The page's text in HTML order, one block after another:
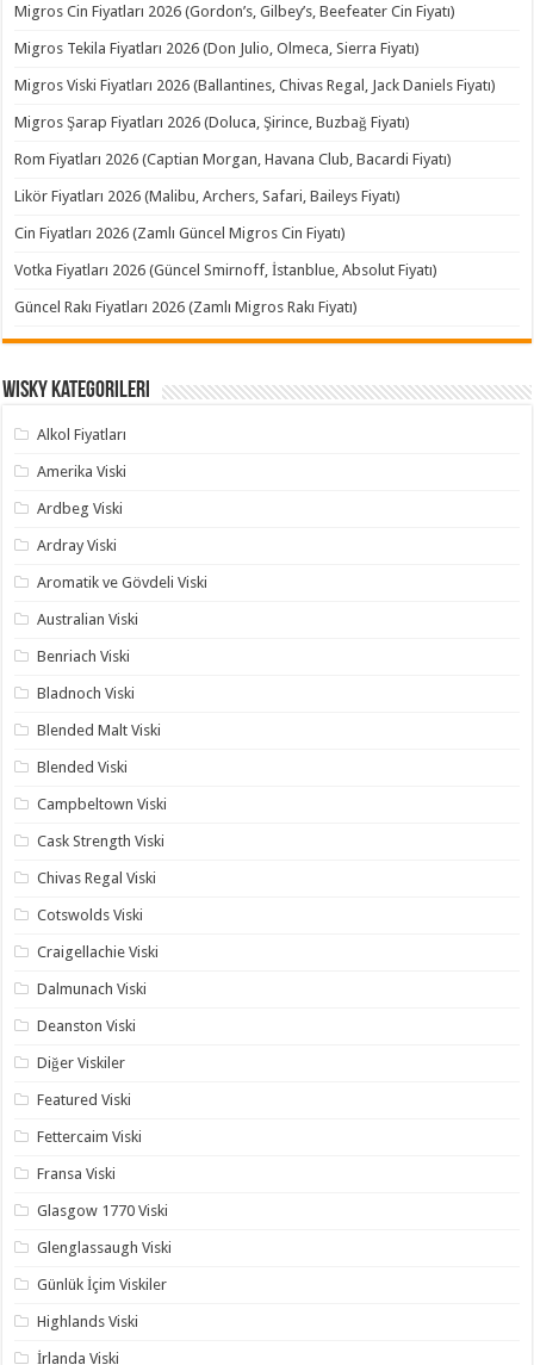
Migros Cin Fiyatları 2026 (Gordon’s, Gilbey’s, Beefeater Cin Fiyatı)
Migros Tekila Fiyatları 2026 (Don Julio, Olmeca, Sierra Fiyatı)
Migros Viski Fiyatları 2026 (Ballantines, Chivas Regal, Jack Daniels Fiyatı)
Migros Şarap Fiyatları 2026 (Doluca, Şirince, Buzbağ Fiyatı)
Rom Fiyatları 2026 (Captian Morgan, Havana Club, Bacardi Fiyatı)
Likör Fiyatları 2026 (Malibu, Archers, Safari, Baileys Fiyatı)
Cin Fiyatları 2026 (Zamlı Güncel Migros Cin Fiyatı)
Votka Fiyatları 2026 (Güncel Smirnoff, İstanblue, Absolut Fiyatı)
Güncel Rakı Fiyatları 2026 (Zamlı Migros Rakı Fiyatı)
Wisky Kategorileri
Alkol Fiyatları
Amerika Viski
Ardbeg Viski
Ardray Viski
Aromatik ve Gövdeli Viski
Australian Viski
Benriach Viski
Bladnoch Viski
Blended Malt Viski
Blended Viski
Campbeltown Viski
Cask Strength Viski
Chivas Regal Viski
Cotswolds Viski
Craigellachie Viski
Dalmunach Viski
Deanston Viski
Diğer Viskiler
Featured Viski
Fettercaim Viski
Fransa Viski
Glasgow 1770 Viski
Glenglassaugh Viski
Günlük İçim Viskiler
Highlands Viski
İrlanda Viski